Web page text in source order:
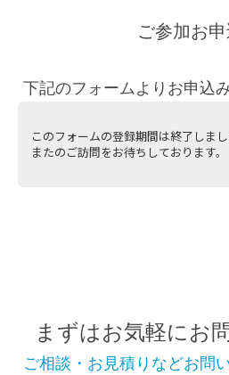
ご参加お
下記のフォームよりお申込
まずはお気軽にお
ご相談・お見積りなどお問